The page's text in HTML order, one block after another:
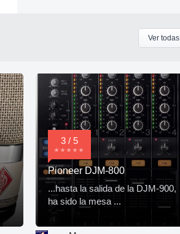
Ver todas
3 / 5
Pioneer DJM-800
...hasta la salida de la DJM-900,
ha sido la mesa ...